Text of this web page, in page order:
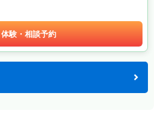
体験・相談予約